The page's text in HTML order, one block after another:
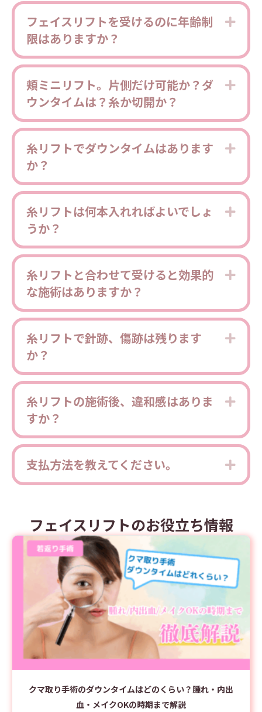
フェイスリフトを受けるのに年齢制
限はありますか？
頬ミニリフト。片側だけ可能か？ダ
ウンタイムは？糸か切開か？
糸リフトでダウンタイムはあります
か？
糸リフトは何本入れればよいでしょ
うか？
糸リフトと合わせて受けると効果的
な施術はありますか？
糸リフトで針跡、傷跡は残ります
か？
糸リフトの施術後、違和感はありま
すか？
支払方法を教えてください。
フェイスリフトのお役立ち情報
クマ取り手術のダウンタイムはどのくらい？腫れ・内出
血・メイクOKの時期まで解説